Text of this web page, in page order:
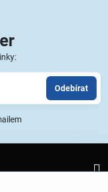
Odebírat